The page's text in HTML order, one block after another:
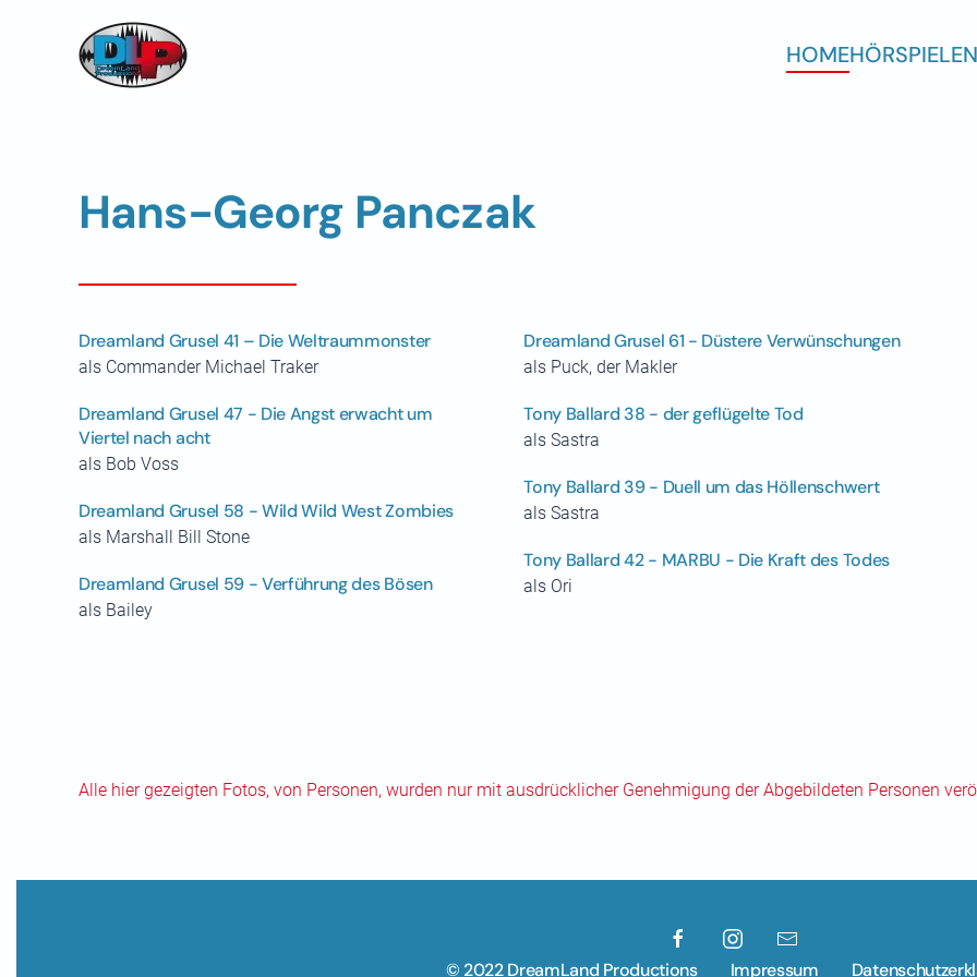
Skip to main content HOMEHÖRSPIELE
Hans-Georg Panczak
Dreamland Grusel 41 – Die Weltraummonster
als Commander Michael Traker
Dreamland Grusel 47 - Die Angst erwacht um
Viertel nach acht
als Bob Voss
Dreamland Grusel 58 - Wild Wild West Zombies
als Marshall Bill Stone
Dreamland Grusel 59 - Verführung des Bösen
als Bailey
Dreamland Grusel 61 - Düstere Verwünschungen
als Puck, der Makler
Tony Ballard 38 - der geflügelte Tod
als Sastra
Tony Ballard 39 - Duell um das Höllenschwert
als Sastra
Tony Ballard 42 - MARBU - Die Kraft des Todes
als Ori
Alle hier gezeigten Fotos, von Personen, wurden nur mit ausdrücklicher Genehmigung der Abgebildeten Personen
© 2022 DreamLand Productions Impressum